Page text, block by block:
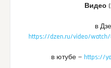
Видео
в
https://dzen.ru/video/watch/
в ютубе — https://